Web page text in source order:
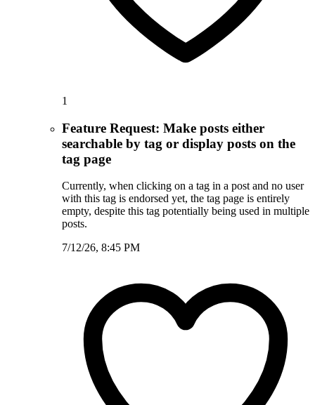
1
Feature Request: Make posts either
searchable by tag or display posts on the
tag page
Currently, when clicking on a tag in a post and no user
with this tag is endorsed yet, the tag page is entirely
empty, despite this tag potentially being used in multiple
posts.
7/12/26, 8:45 PM